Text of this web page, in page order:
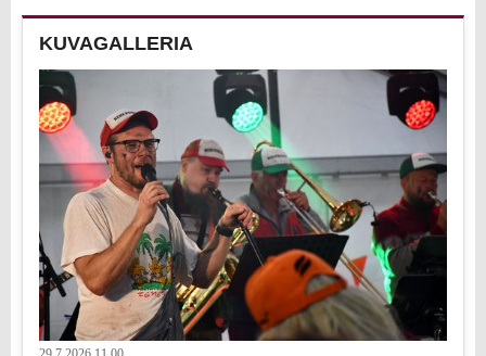
KUVAGALLERIA